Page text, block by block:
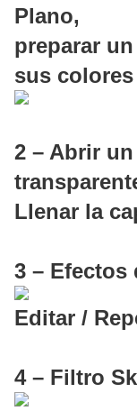
Plano,
preparar
sus
2 – Abrir
Llenar la
3 – Efectos
Editar /
4 – Filtro